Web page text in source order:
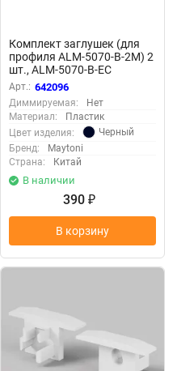
Комплект заглушек (для
профиля ALM-5070-В-2М) 2
шт., ALM-5070-B-EC
(Черный) 642096
Арт.: 642096
Диммируемая:
Нет
Материал:
Пластик
Цвет изделия:
Черный
Бренд:
Maytoni
Страна:
Китай
В наличии
390 ₽
В корзину